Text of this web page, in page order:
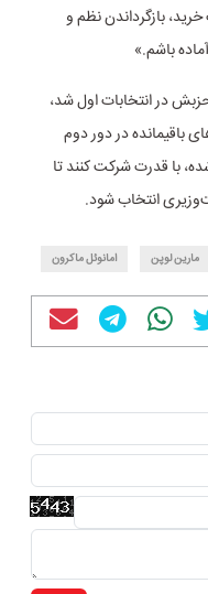
بازگرداندن نظم و
باشم.»
در انتخابات اول شد،
باقیمانده در دور دوم
با قدرت شرکت کنند تا
انتخاب شود.
مارین لوپن امانوئل ماکرون